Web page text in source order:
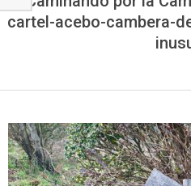
cartel-acebo-cambera-